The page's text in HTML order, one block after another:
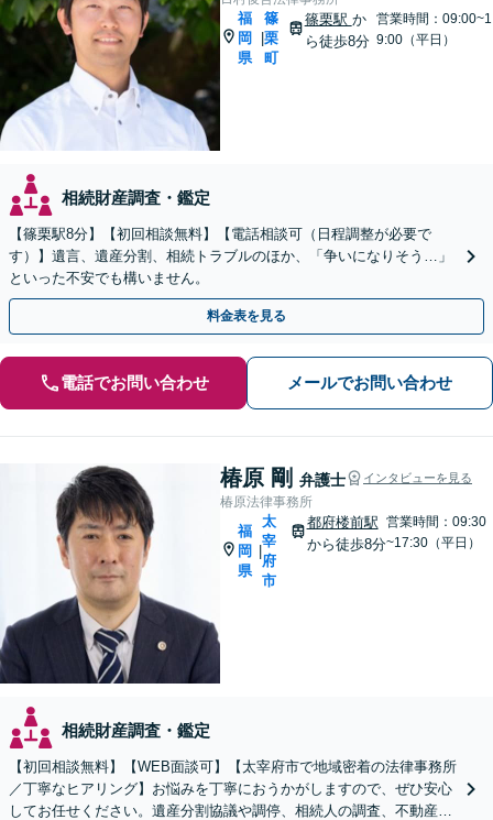
福
岡
県
篠
栗
町
篠栗駅 か
ら徒歩8分
営業時間：09:00~1
9:00（平日）
相続財産調査・鑑定
【篠栗駅8分】【初回相談無料】【電話相談可（日程調整が必要で
す）】遺言、遺産分割、相続トラブルのほか、「争いになりそう…」
といった不安でも構いません。
料金表を見る
電話でお問い合わせ メールでお問い合わせ
椿原 剛 弁護士 インタビューを見る
椿原法律事務所
福
岡
県
太
宰
府
市
都府楼前駅
から徒歩8分
営業時間：09:30
~17:30（平日）
相続財産調査・鑑定
【初回相談無料】【WEB面談可】【太宰府市で地域密着の法律事務所
／丁寧なヒアリング】お悩みを丁寧におうかがしますので、ぜひ安心
してお任せください。遺産分割協議や調停、相続人の調査、不動産相